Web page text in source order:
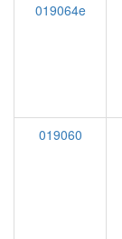
019064e
019060